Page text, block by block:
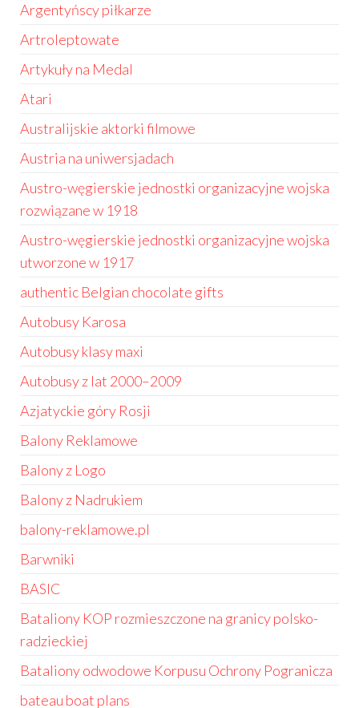
Argentyńscy piłkarze
Artroleptowate
Artykuły na Medal
Atari
Australijskie aktorki filmowe
Austria na uniwersjadach
Austro-węgierskie jednostki organizacyjne wojska
rozwiązane w 1918
Austro-węgierskie jednostki organizacyjne wojska
utworzone w 1917
authentic Belgian chocolate gifts
Autobusy Karosa
Autobusy klasy maxi
Autobusy z lat 2000–2009
Azjatyckie góry Rosji
Balony Reklamowe
Balony z Logo
Balony z Nadrukiem
balony-reklamowe.pl
Barwniki
BASIC
Bataliony KOP rozmieszczone na granicy polsko-
radzieckiej
Bataliony odwodowe Korpusu Ochrony Pogranicza
bateau boat plans